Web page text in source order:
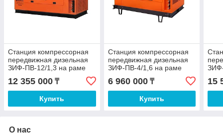
Станция компрессорная
передвижная дизельная
ЗИФ-ПВ-12/1,3 на раме
12 355 000 ₸
Купить
Станция компрессорная
передвижная дизельная
ЗИФ-ПВ-4/1,6 на раме
6 960 000₸
Купить
15
О нас